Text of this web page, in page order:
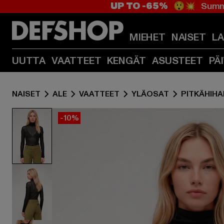
UP TO -65% 😲💥
MIEHET NAISET
UUTTA VAATTEET KENGÄT ASUSTEET
NAISET ALE VAATTEET YLÄOSAT
-10%